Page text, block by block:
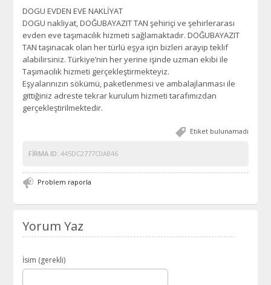
DOGU EVDEN EVE NAKLİYAT
DOGU nakliyat, DOĞUBAYAZIT TAN şehiriçi ve şehirlerarası
evden eve taşımacılık hizmeti sağlamaktadır. DOĞUBAYAZIT
TAN taşınacak olan her türlü eşya için bizleri arayıp teklif
alabilirsiniz. Türkiye’nin her yerine işinde uzman ekibi ile
Taşımacılık hizmeti gerçekleştirmekteyiz.
Eşyalarınızın sökümü, paketlenmesi ve ambalajlanması ile
gittiğiniz adreste tekrar kurulum hizmeti tarafımızdan
gerçekleştirilmektedir.
Etiket bulunamadı
FIRMA ID: 445DC2777C0A846
Problem raporla
Yorum Yaz
İsim (gerekli)